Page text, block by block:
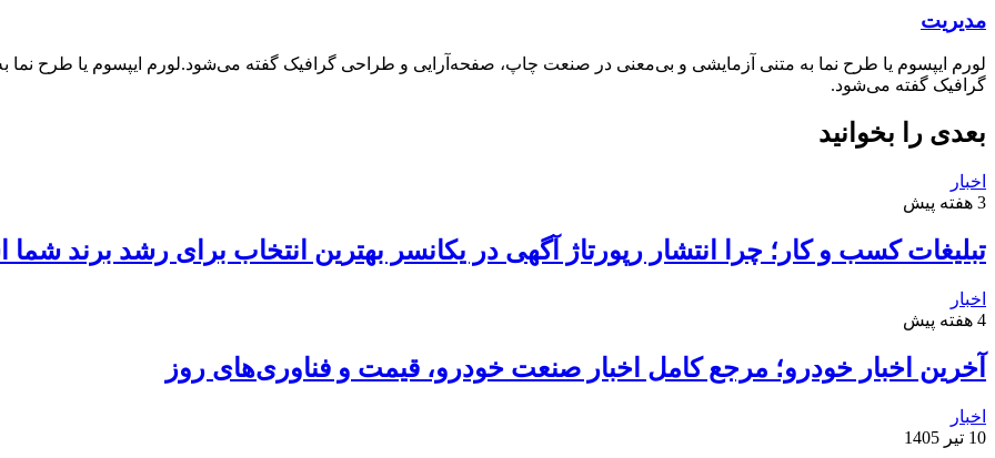
مدیریت
لورم ایپسوم یا طرح‌ نما به متنی آزمایشی و بی‌معنی در صنعت چاپ، صفحه‌آرایی و طراحی گرافیک گفته می‌شود.لورم ایپسوم یا طرح‌
گرافیک گفته می‌شود.
بعدی را بخوانید
اخبار
3 هفته پیش
تبلیغات کسب و کار؛ چرا انتشار رپورتاژ آگهی در یکانسر بهترین انتخاب برای رشد برند
اخبار
4 هفته پیش
آخرین اخبار خودرو؛ مرجع کامل اخبار صنعت خودرو، قیمت و فناوری‌های روز
اخبار
10 تیر 1405